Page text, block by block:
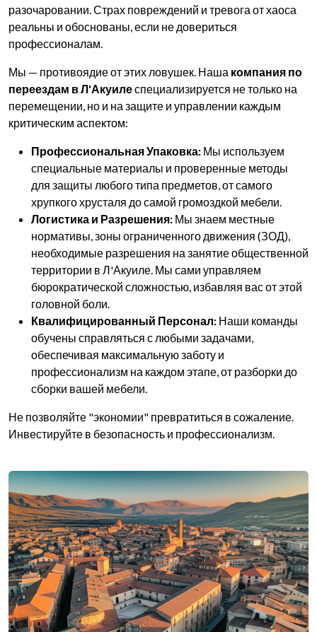
разочаровании. Страх повреждений и тревога от хаоса
реальны и обоснованы, если не довериться
профессионалам.
Мы — противоядие от этих ловушек. Наша компания по
переездам в Л'Акуилеспециализируется не только на
перемещении, но и на защите и управлении каждым
критическим аспектом:
Профессиональная Упаковка: Мы используем
специальные материалы и проверенные методы
для защиты любого типа предметов, от самого
хрупкого хрусталя до самой громоздкой мебели.
Логистика и Разрешения: Мы знаем местные
нормативы, зоны ограниченного движения (ЗОД),
необходимые разрешения на занятие общественной
территории в Л'Акуиле. Мы сами управляем
бюрократической сложностью, избавляя вас от этой
головной боли.
Квалифицированный Персонал: Наши команды
обучены справляться с любыми задачами,
обеспечивая максимальную заботу и
профессионализм на каждом этапе, от разборки до
сборки вашей мебели.
Не позволяйте "экономии" превратиться в сожаление.
Инвестируйте в безопасность и профессионализм.